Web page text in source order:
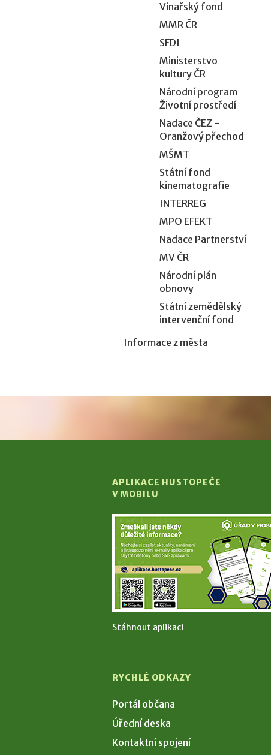
Vinařský fond
MMR ČR
SFDI
Ministerstvo
kultury ČR
Národní program
Životní prostředí
Nadace ČEZ -
Oranžový přechod
MŠMT
Státní fond
kinematografie
INTERREG
MPO EFEKT
Nadace Partnerství
MV ČR
Národní plán
obnovy
Státní zemědělský
intervenční fond
Informace z města
APLIKACE HUSTOPEČE
V MOBILU
Stáhnout aplikaci
RYCHLÉ ODKAZY
Portál občana
Úřední deska
Kontaktní spojení